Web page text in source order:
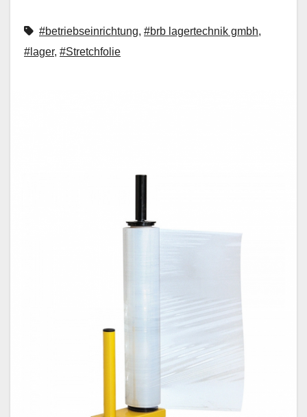
#betriebseinrichtung, #brb lagertechnik gmbh,
#lager, #Stretchfolie